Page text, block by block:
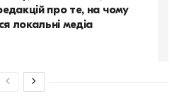
про те, на чому
локальні медіа